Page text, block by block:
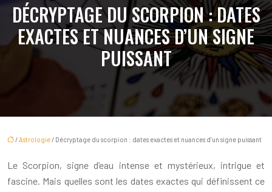
DÉCRYPTAGE DU SCORPION : DATES
EXACTES ET NUANCES D’UN SIGNE
PUISSANT
/Astrologie/ Décryptage du scorpion : dates exactes et nuances d’un signe puissant
Le Scorpion, signe d’eau intense et mystérieux, intrigue et
fascine. Mais quelles sont les dates exactes qui définissent ce